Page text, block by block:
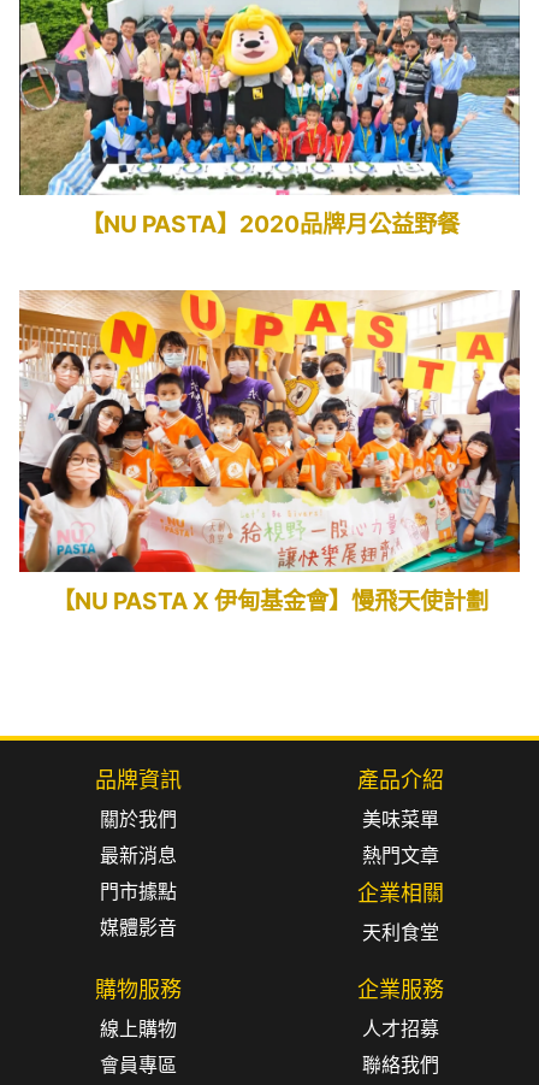
【NU PASTA】2020品牌月公益野餐
【NU PASTA X 伊甸基金會】慢飛天使計劃
品牌資訊
關於我們
最新消息
門市據點
媒體影音
產品介紹
美味菜單
熱門文章
企業相關
天利食堂
購物服務
線上購物
會員專區
企業服務
人才招募
聯絡我們